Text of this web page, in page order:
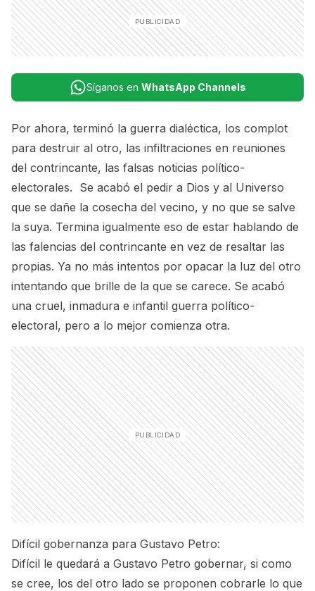
Síganos en WhatsApp Channels
Por ahora, terminó la guerra dialéctica, los complot
para destruir al otro, las infiltraciones en reuniones
del contrincante, las falsas noticias político-
electorales. Se acabó el pedir a Dios y al Universo
que se dañe la cosecha del vecino, y no que se salve
la suya. Termina igualmente eso de estar hablando de
las falencias del contrincante en vez de resaltar las
propias. Ya no más intentos por opacar la luz del otro
intentando que brille de la que se carece. Se acabó
una cruel, inmadura e infantil guerra político-
electoral, pero a lo mejor comienza otra.
Difícil gobernanza para Gustavo Petro:
Difícil le quedará a Gustavo Petro gobernar, si como
se cree, los del otro lado se proponen cobrarle lo que